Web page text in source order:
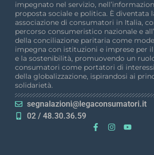
impegnato nel servizio,
proposta sociale e politica. È diventata
associazione di consumatori in Italia,
percorso consumeristico nazionale e
della conciliazione paritaria come
impegna con istituzioni e imprese per
e la sostenibilità, promuovendo un
consumatori come portatori di
della globalizzazione, ispirandosi ai
solidarietà.
segnalazioni@legaconsumatori.it
02 / 48.30.36.59